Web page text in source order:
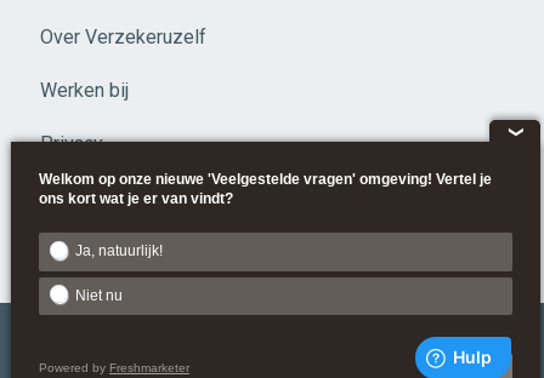
Over Verzekeruzelf
Werken bij
Privacy
Disclaimer
Beleid
❮
Welkom op onze nieuwe 'Veelgestelde vragen' omgeving! Vertel je
ons kort wat je er van vindt?
Ja, natuurlijk!
Niet nu
Powered by Freshmarketer Next